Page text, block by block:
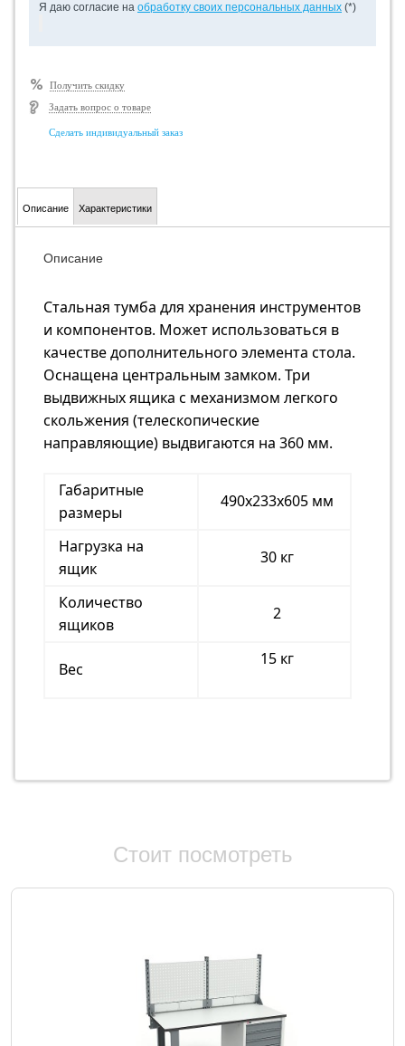
Я даю согласие на обработку своих персональных данных (*)
Получить скидку
Задать вопрос о товаре
Сделать индивидуальный заказ
Описание Характеристики
Описание
Стальная тумба для хранения инструментов
и компонентов. Может использоваться в
качестве дополнительного элемента стола.
Оснащена центральным замком. Три
выдвижных ящика с механизмом легкого
скольжения (телескопические
направляющие) выдвигаются на 360 мм.
Габаритные
размеры
490х233х605 мм
Нагрузка на
ящик
30 кг
Количество
ящиков
2
Вес
15 кг
Стоит посмотреть